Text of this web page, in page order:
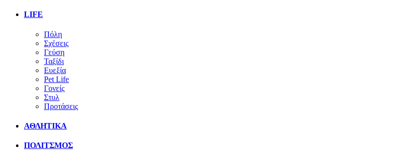
LIFE
Πόλη
Σχέσεις
Γεύση
Ταξίδι
Ευεξία
Pet Life
Γονείς
Στυλ
Προτάσεις
ΑΘΛΗΤΙΚΑ
ΠΟΛΙΤΣΜΟΣ